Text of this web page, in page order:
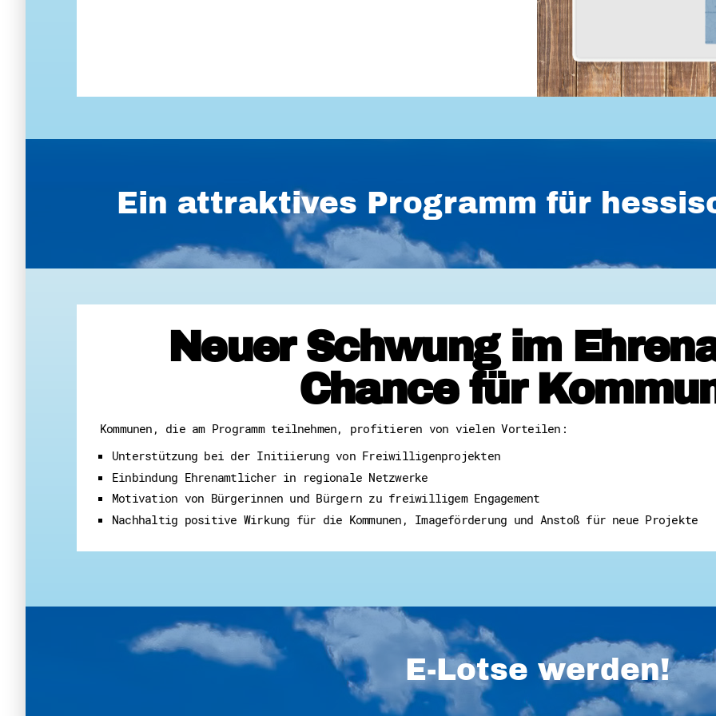
Ein attraktives Programm für
Neuer Schwung im
Chance für
Kommunen, die am Programm teilnehmen, profitieren von vielen Vorteilen:
Unterstützung bei der Initiierung von Freiwilligenprojekten
Einbindung Ehrenamtlicher in regionale Netzwerke
Motivation von Bürgerinnen und Bürgern zu freiwilligem Engagement
Nachhaltig positive Wirkung für die Kommunen, Imageförderung und Anstoß für neue Projekte
E-Lotse werden!